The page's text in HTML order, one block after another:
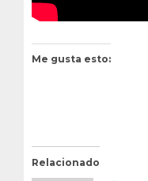
Me gusta esto:
Relacionado